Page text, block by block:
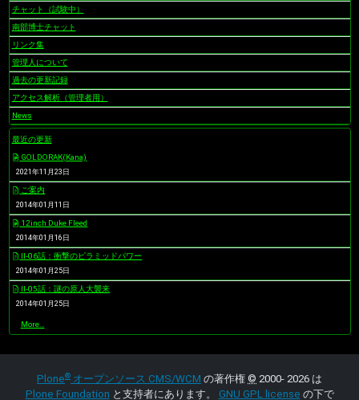
チャット（試験中）
南部博士チャット
リンク集
管理人について
過去の更新記録
アクセス解析（管理者用）
News
最近の更新
GOLDORAK(Kana)
2021年11月23日
ご案内
2014年01月11日
12inch Duke Fleed
2014年01月16日
II-06話：衝撃のピラミッドパワー
2014年01月25日
II-05話：謎の原人大襲来
2014年01月25日
最
更
More…
Plone® オープンソース CMS/WCM の著作権 © 2000- 2026 は
Plone Foundation と支持者にあります。 GNU GPL license の下で